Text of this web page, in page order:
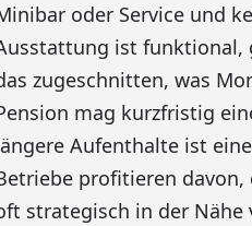
oder Service und
ist funktional,
zugeschnitten, was
mag kurzfristig
Aufenthalte ist
profitieren
strategisch in der